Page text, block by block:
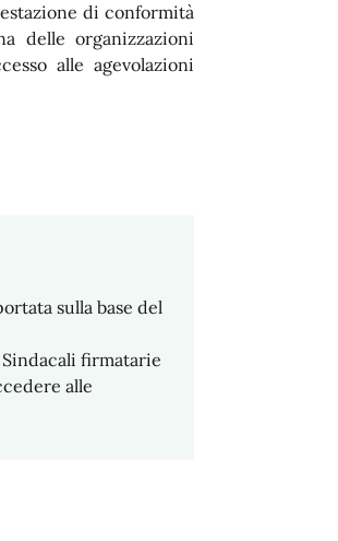
di conformità
delle organizzazioni
alle agevolazioni
sulla base del
firmatarie
alle